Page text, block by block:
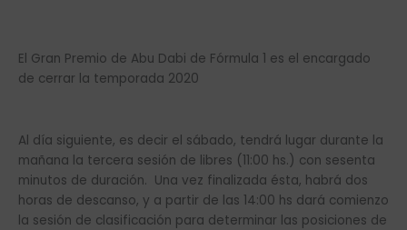
El Gran Premio de Abu Dabi de Fórmula 1 es el encargado
de cerrar la temporada 2020
Al día siguiente, es decir el sábado, tendrá lugar durante la
mañana la tercera sesión de libres (11:00 hs.) con sesenta
minutos de duración. Una vez finalizada ésta, habrá dos
horas de descanso, y a partir de las 14:00 hs dará comienzo
la sesión de clasificación para determinar las posiciones de